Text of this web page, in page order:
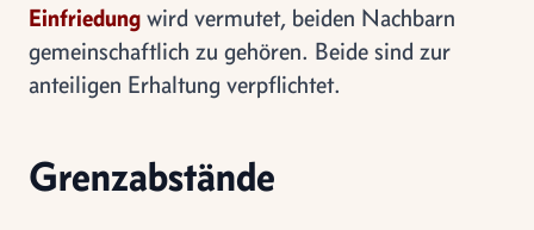
Einfriedung wird vermutet, beiden Nachbarn
gemeinschaftlich zu gehören. Beide sind zur
anteiligen Erhaltung verpflichtet.
Grenzabstände